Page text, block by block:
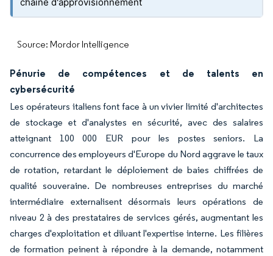
Source: Mordor Intelligence
Pénurie de compétences et de talents en
cybersécurité
Les opérateurs italiens font face à un vivier limité d'architectes
de stockage et d'analystes en sécurité, avec des salaires
atteignant 100 000 EUR pour les postes seniors. La
concurrence des employeurs d'Europe du Nord aggrave le taux
de rotation, retardant le déploiement de baies chiffrées de
qualité souveraine. De nombreuses entreprises du marché
intermédiaire externalisent désormais leurs opérations de
niveau 2 à des prestataires de services gérés, augmentant les
charges d'exploitation et diluant l'expertise interne. Les filières
de formation peinent à répondre à la demande, notamment